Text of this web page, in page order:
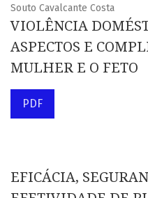
Souto Cavalcante Costa
VIOLÊNCIA
ASPECTOS E
MULHER E O FETO
PDF
EFICÁCIA,